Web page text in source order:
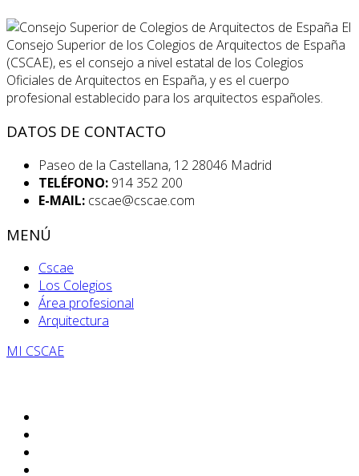
El
Consejo Superior de los Colegios de Arquitectos de España
(CSCAE), es el consejo a nivel estatal de los Colegios
Oficiales de Arquitectos en España, y es el cuerpo
profesional establecido para los arquitectos españoles.
DATOS DE CONTACTO
Paseo de la Castellana, 12 28046 Madrid
TELÉFONO: 914 352 200
E-MAIL: cscae@cscae.com
MENÚ
Cscae
Los Colegios
Área profesional
Arquitectura
MI CSCAE